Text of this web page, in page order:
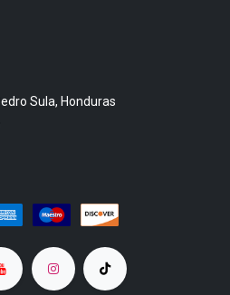
Sula, Honduras